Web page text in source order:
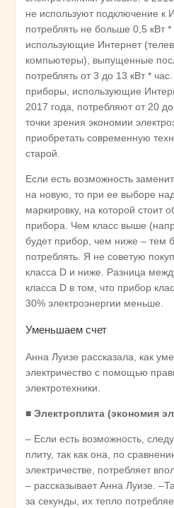
не используют подключение к
потреблять не больше 0,5 кВт
использующие Интернет
компьютеры), выпущенные
потреблять от 3 до 13 кВт *
приборы, использующие
2017 года, потребляют от 20
точки зрения экономии
приобретать современную
старой.
Если есть возможность
на новую, то при ее выборе
маркировку, на которой стоит
прибора. Чем класс выше
будет прибор, чем ниже – тем
потреблять. Я не советую
класса D и ниже. Разница
класса D в том, что прибор
30% электроэнергии меньше.
Уменьшаем счет
Анна Луизе рассказала, как
электричество с помощью
электротехники.
■ Электроплита (экономия
– Если есть возможность,
плиту, так как она, по
электричестве, потребляет
– рассказывает Анна Луизе.
за секунды, их тепло